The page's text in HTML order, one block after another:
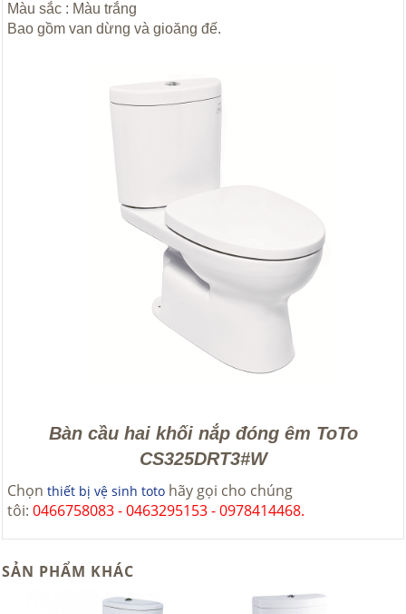
Màu sắc : Màu trắng
Bao gồm van dừng và gioăng đế.
Bàn cầu hai khối nắp đóng êm ToTo
CS325DRT3#W
Chọn thiết bị vệ sinh toto hãy gọi cho chúng
tôi: 0466758083 - 0463295153 - 0978414468.
SẢN PHẨM KHÁC